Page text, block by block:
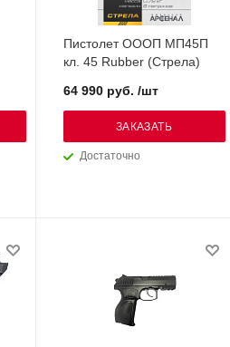
Пистолет ОООП МП45П
кл. 45 Rubber (Стрела)
Достаточно
64 990 руб. /шт
ЗАКАЗАТЬ